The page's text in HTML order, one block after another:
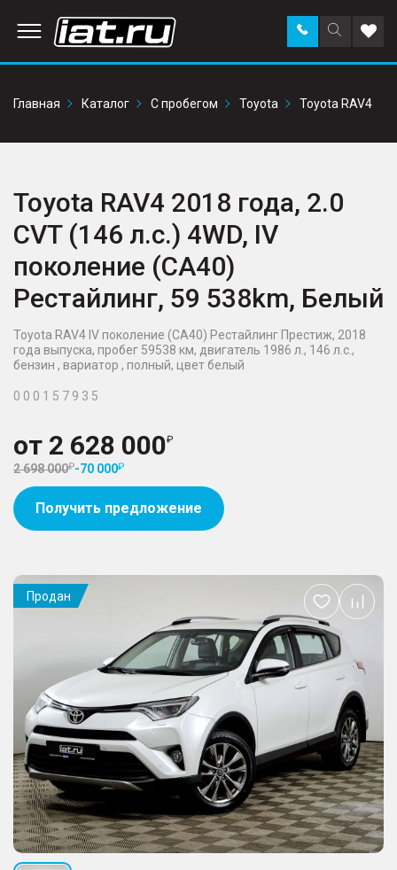
Поиск
по
Заказать
звонок в
Главная
Каталог С пробегом Toyota Toyota RAV4
Toyota RAV4 2018 года, 2.0
CVT (146 л.с.) 4WD, IV
поколение (CA40)
Рестайлинг, 59 538km, Белый
Toyota RAV4 IV поколение (CA40) Рестайлинг Престиж, 2018
года выпуска, пробег 59538 км, двигатель 1986 л., 146 л.с.,
бензин , вариатор , полный, цвет белый
0 0 0 1 5 7 9 3 5
от 2 628 000
2 698 000 -70 000
Получить предложение
Продан
Добавить
в
избранное